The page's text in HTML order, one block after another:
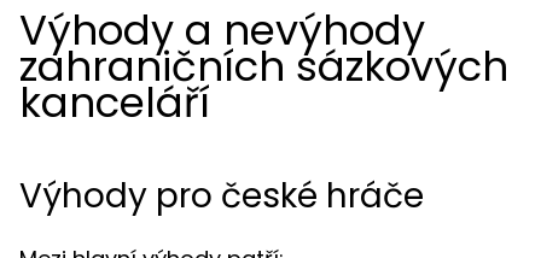
Výhody a nevýhody
zahraničních sázkových
kanceláří
Výhody pro české hráče